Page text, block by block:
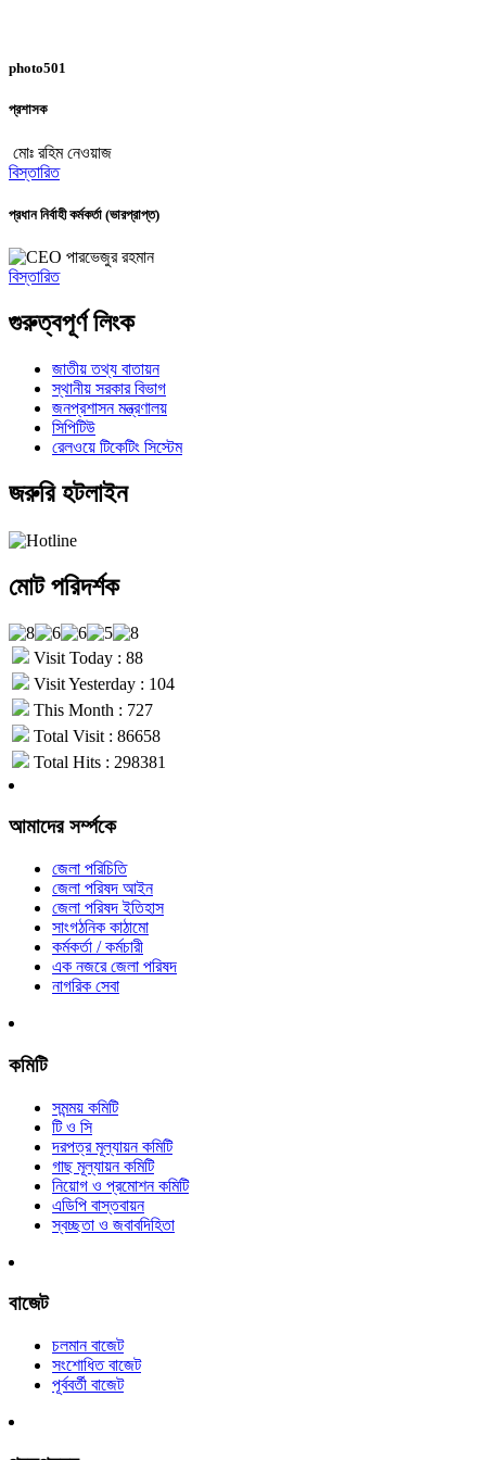
photo501
প্রশাসক
মোঃ রহিম নেওয়াজ
বিস্তারিত
প্রধান নির্বাহী কর্মকর্তা (ভারপ্রাপ্ত)
পারভেজুর রহমান
বিস্তারিত
গুরুত্বপূর্ণ লিংক
জাতীয় তথ্য বাতায়ন
স্থানীয় সরকার বিভাগ
জনপ্রশাসন মন্ত্রণালয়
সিপিটিউ
রেলওয়ে টিকেটিং সিস্টেম
জরুরি হটলাইন
মোট পরিদর্শক
Visit Today : 88
Visit Yesterday : 104
This Month : 727
Total Visit : 86658
Total Hits : 298381
আমাদের সর্ম্পকে
জেলা পরিচিতি
জেলা পরিষদ আইন
জেলা পরিষদ ইতিহাস
সাংগঠনিক কাঠামো
কর্মকর্তা / কর্মচারী
এক নজরে জেলা পরিষদ
নাগরিক সেবা
কমিটি
সমন্ময় কমিটি
টি ও সি
দরপত্র মূল্যায়ন কমিটি
গাছ মূল্যায়ন কমিটি
নিয়োগ ও প্রমোশন কমিটি
এডিপি বাস্তবায়ন
স্বচ্ছতা ও জবাবদিহিতা
বাজেট
চলমান বাজেট
সংশোধিত বাজেট
পূর্ববর্তী বাজেট